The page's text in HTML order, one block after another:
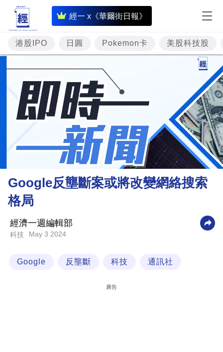
經一 x《華爾街日報》
即
時
財
經
專
題
投
資
樓
市
財
業
科
港股IPO 日圓 Pokemon卡 美股科技股
Google反壟斷案或將改變網絡搜索
格局
經濟一週編輯部
科技 May 3 2024
Google 反壟斷 科技 通訊社
廣告